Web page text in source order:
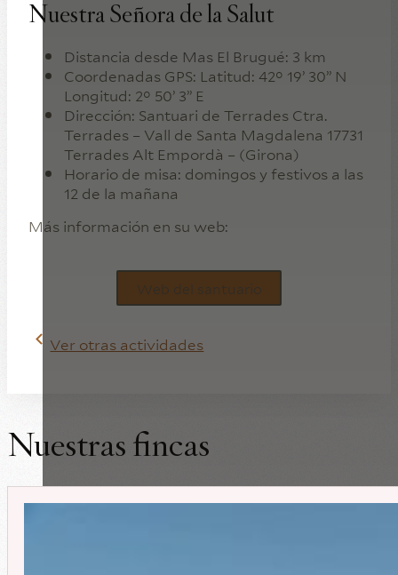
Nuestra Señora de la Salut
Distancia desde Mas El Brugué: 3 km
Coordenadas GPS: Latitud: 42° 19’ 30’’ N
Longitud: 2° 50’ 3’’ E
Dirección: Santuari de Terrades Ctra.
Terrades – Vall de Santa Magdalena 17731
Terrades Alt Empordà – (Girona)
Horario de misa: domingos y festivos a las
12 de la mañana
Más información en su web:
Web del santuario
Ver otras actividades
Nuestras fincas